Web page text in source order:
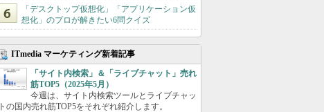
「デスクトップ仮想化」「アプリケーション仮
想化」のプロが解きたい6問クイズ
ITmedia マーケティング新着記事
「サイト内検索」＆「ライブチャット」売れ
筋TOP5（2025年5月）
今週は、サイト内検索ツールとライブチャッ
トの国内売れ筋TOP5をそれぞれ紹介します。